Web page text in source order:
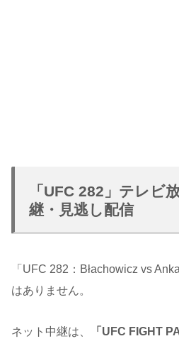
「UFC 282」テレビ
継・見逃し配信
「UFC 282：Błachowicz vs
はありません。
ネット中継は、 「UFC FIGHT